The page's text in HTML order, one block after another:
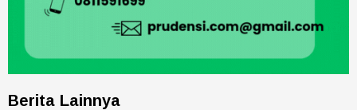
Berita Lainnya